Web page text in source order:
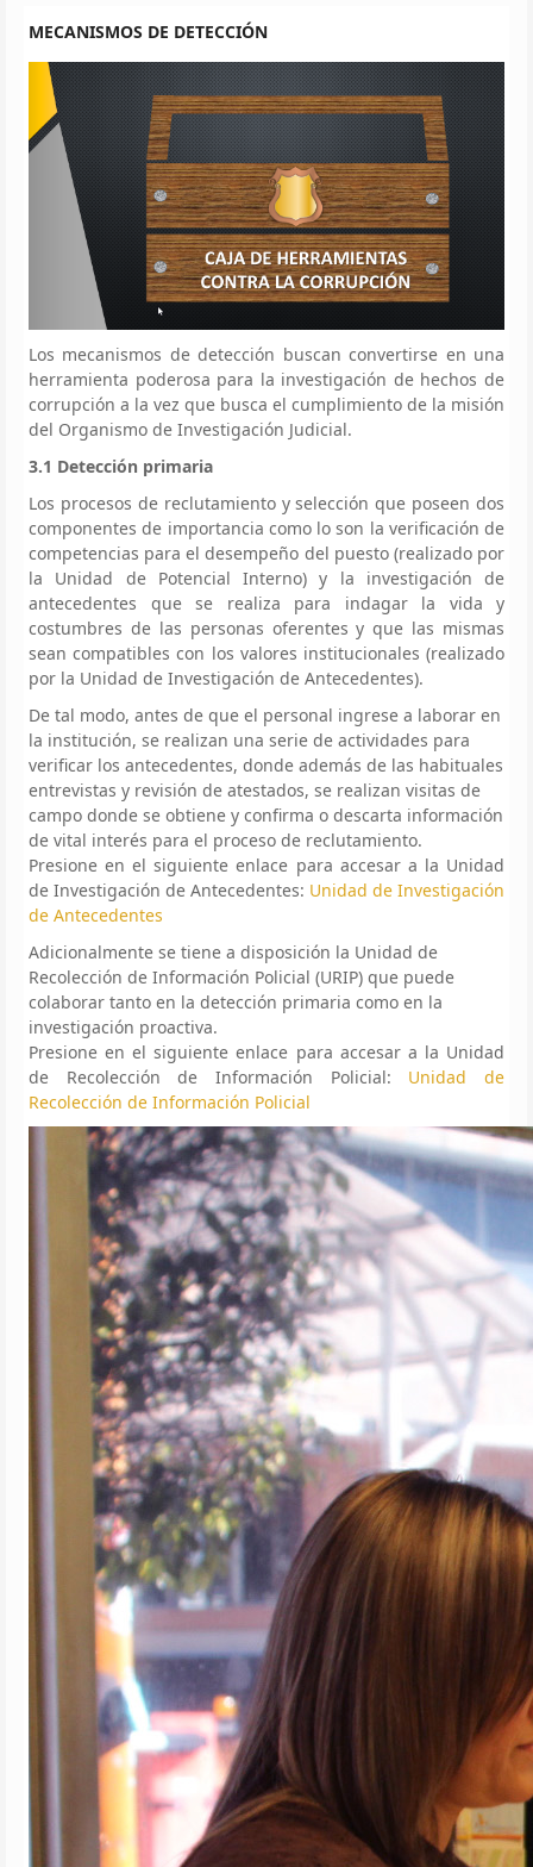
MECANISMOS DE DETECCIÓN
Los mecanismos de detección buscan convertirse en una
herramienta poderosa para la investigación de hechos de
corrupción a la vez que busca el cumplimiento de la misión
del Organismo de Investigación Judicial.
3.1 Detección primaria
Los procesos de reclutamiento y selección que poseen dos
componentes de importancia como lo son la verificación de
competencias para el desempeño del puesto (realizado por
la Unidad de Potencial Interno) y la investigación de
antecedentes que se realiza para indagar la vida y
costumbres de las personas oferentes y que las mismas
sean compatibles con los valores institucionales (realizado
por la Unidad de Investigación de Antecedentes).
De tal modo, antes de que el personal ingrese a laborar en
la institución, se realizan una serie de actividades para
verificar los antecedentes, donde además de las habituales
entrevistas y revisión de atestados, se realizan visitas de
campo donde se obtiene y confirma o descarta información
de vital interés para el proceso de reclutamiento.
Presione en el siguiente enlace para accesar a la Unidad
de Investigación de Antecedentes: Unidad de Investigación
de Antecedentes
Adicionalmente se tiene a disposición la Unidad de
Recolección de Información Policial (URIP) que puede
colaborar tanto en la detección primaria como en la
investigación proactiva.
Presione en el siguiente enlace para accesar a la Unidad
de Recolección de Información Policial: Unidad de
Recolección de Información Policial